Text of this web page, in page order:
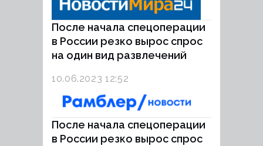
После начала спецоперации
в России резко вырос спрос
на один вид развлечений
10.06.2023 12:52
После начала спецоперации
в России резко вырос спрос